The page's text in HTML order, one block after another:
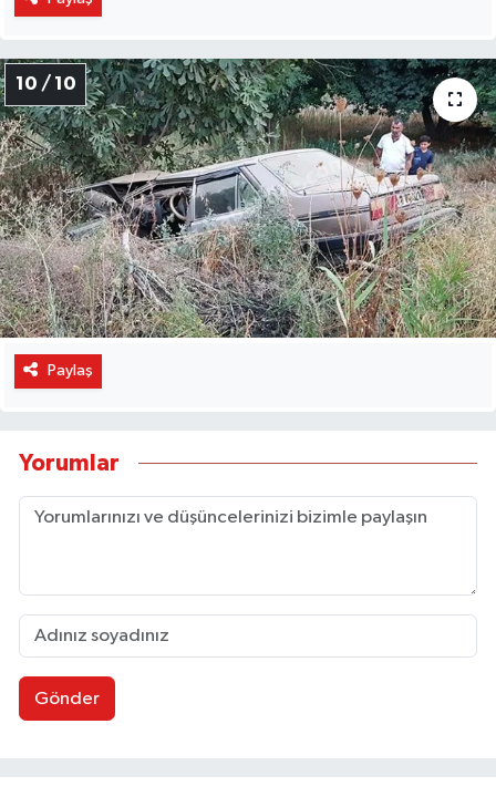
10 / 10
Paylaş
Yorumlar
Gönder